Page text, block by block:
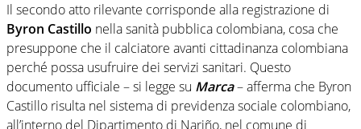
Il secondo atto rilevante corrisponde alla registrazione di
Byron Castillo nella sanità pubblica colombiana, cosa che
presuppone che il calciatore avanti cittadinanza colombiana
perché possa usufruire dei servizi sanitari. Questo
documento ufficiale – si legge su Marca– afferma che Byron
Castillo risulta nel sistema di previdenza sociale colombiano,
all’interno del Dipartimento di Nariño, nel comune di